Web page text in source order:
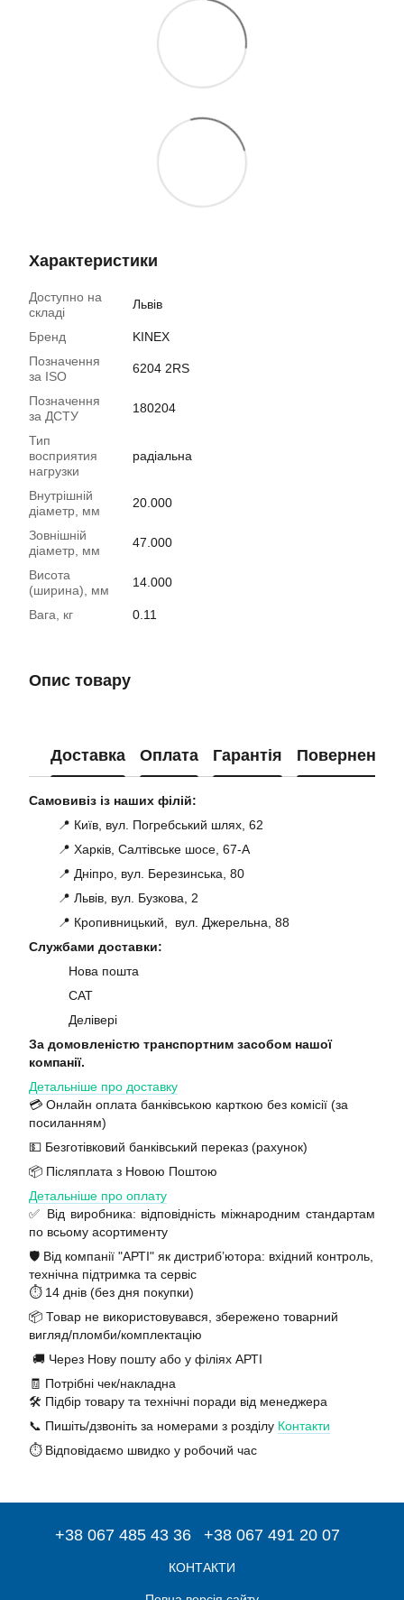
Характеристики
Доступно на
складі
Львів
Бренд
KINEX
Позначення
за ISO
6204 2RS
Позначення
за ДСТУ
180204
Тип
восприятия
нагрузки
радіальна
Внутрішній
діаметр, мм
20.000
Зовнішній
діаметр, мм
47.000
Висота
(ширина), мм
14.000
Вага, кг 0.11
Опис товару
Доставка Оплата Гарантія Повернення
Самовивіз із наших філій:
📍 Київ, вул. Погребський шлях, 62
📍 Харків, Салтівське шосе, 67-А
📍 Дніпро, вул. Березинська, 80
📍 Львів, вул. Бузкова, 2
📍 Кропивницький, вул. Джерельна, 88
Службами доставки:
Нова пошта
САТ
Делівері
За домовленістю транспортним засобом нашої
компанії.
Детальніше про доставку
💳 Онлайн оплата банківською карткою без комісії (за
посиланням)
💵 Безготівковий банківський переказ (рахунок)
📦 Післяплата з Новою Поштою
Детальніше про оплату
✅ Від виробника: відповідність міжнародним стандартам
по всьому асортименту
🛡️ Від компанії "АРТІ" як дистриб’ютора: вхідний контроль,
технічна підтримка та сервіс
⏱️ 14 днів (без дня покупки)
📦 Товар не використовувався, збережено товарний
вигляд/пломби/комплектацію
🚚 Через Нову пошту або у філіях АРТІ
🧾 Потрібні чек/накладна
🛠️ Підбір товару та технічні поради від менеджера
📞 Пишіть/дзвоніть за номерами з розділу Контакти
⏱️ Відповідаємо швидко у робочий час
+38 067 485 43 36 +38 067 491 20 07
КОНТАКТИ